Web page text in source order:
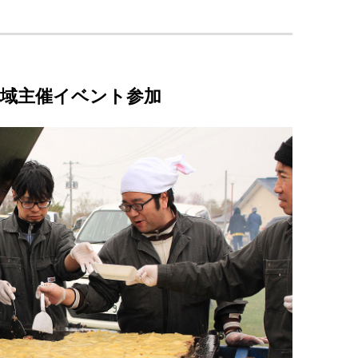
主催イベント参加